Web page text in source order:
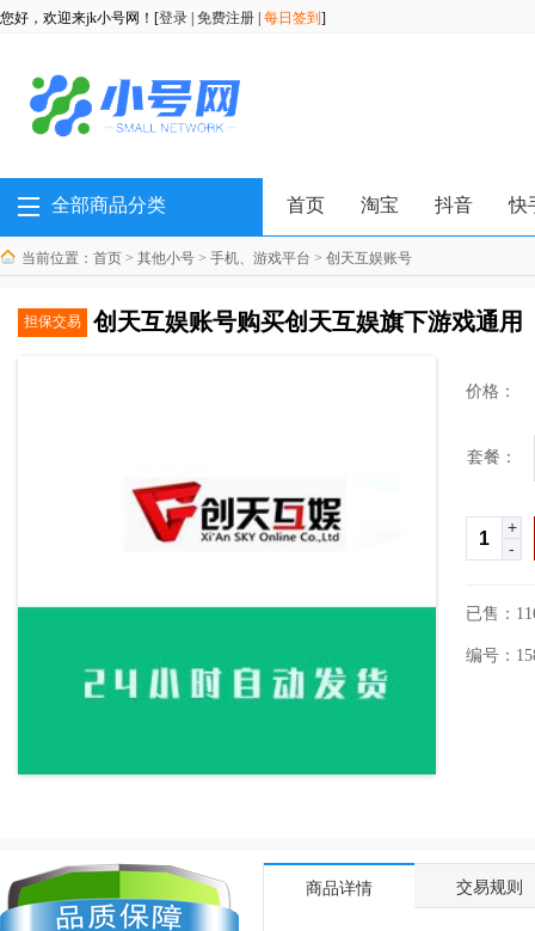
您好，欢迎来jk小号网！[登录 免费注册 每日签到 ]
全部商品分类 首页 淘宝 抖音 快
当前位置： 首页 > 其他小号 > 手机、游戏平台 > 创天互娱账号
担保交易 创天互娱账号购买创天互娱旗下游戏通用
价格：
套餐：
+
-
已售：
编号：
商品详情 交易规则